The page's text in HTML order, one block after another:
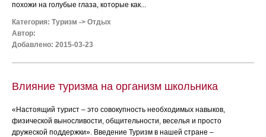
похожи на голубые глаза, которые как...
Категория: Туризм -> Отдых
Автор:
Добавлено: 2015-03-23
Влияние туризма на организм школьника
«Настоящий турист – это совокупность необходимых навыков,
физической выносливости, общительности, веселья и просто
дружеской поддержки». Введение Туризм в нашей стране –